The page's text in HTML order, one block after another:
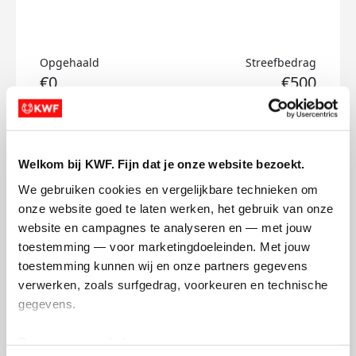
Welkom bij KWF. Fijn dat je onze website bezoekt.
We gebruiken cookies en vergelijkbare technieken om
onze website goed te laten werken, het gebruik van onze
website en campagnes te analyseren en — met jouw
toestemming — voor marketingdoeleinden. Met jouw
toestemming kunnen wij en onze partners gegevens
verwerken, zoals surfgedrag, voorkeuren en technische
gegevens.
Opgehaald
€0
Streefbedrag
€500
Doneer
Philip's badges